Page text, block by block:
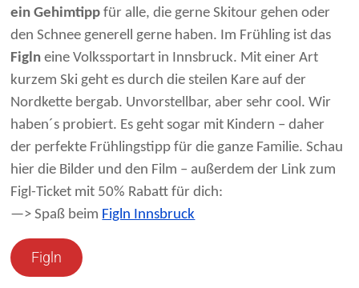
ein Gehimtipp für alle, die gerne Skitour gehen oder
den Schnee generell gerne haben. Im Frühling ist das
Figln eine Volkssportart in Innsbruck. Mit einer Art
kurzem Ski geht es durch die steilen Kare auf der
Nordkette bergab. Unvorstellbar, aber sehr cool. Wir
haben´s probiert. Es geht sogar mit Kindern – daher
der perfekte Frühlingstipp für die ganze Familie. Schau
hier die Bilder und den Film – außerdem der Link zum
Figl-Ticket mit 50% Rabatt für dich:
—> Spaß beim Figln Innsbruck
Figln